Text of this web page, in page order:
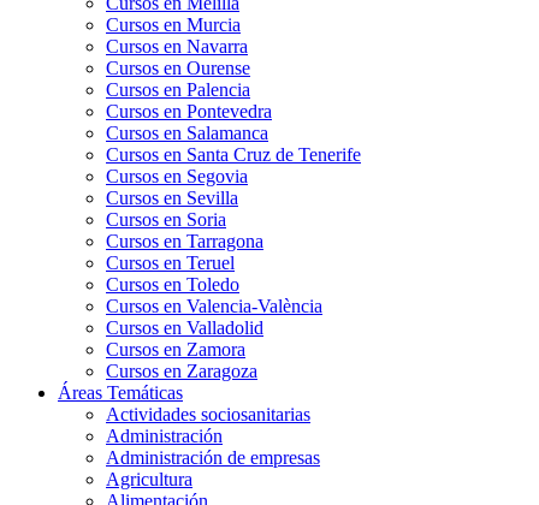
Cursos en Murcia
Cursos en Navarra
Cursos en Ourense
Cursos en Palencia
Cursos en Pontevedra
Cursos en Salamanca
Cursos en Santa Cruz de Tenerife
Cursos en Segovia
Cursos en Sevilla
Cursos en Soria
Cursos en Tarragona
Cursos en Teruel
Cursos en Toledo
Cursos en Valencia-València
Cursos en Valladolid
Cursos en Zamora
Cursos en Zaragoza
Áreas Temáticas
Actividades sociosanitarias
Administración
Administración de empresas
Agricultura
Alimentación